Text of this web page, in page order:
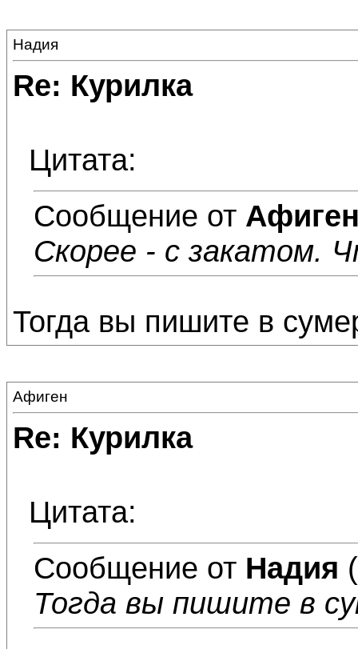
Надия
Re: Курилка
Цитата:
Сообщение от
Скорее - с закатом.
Тогда вы пишите в
Афиген
Re: Курилка
Цитата:
Сообщение от Надия
Тогда вы пишите в